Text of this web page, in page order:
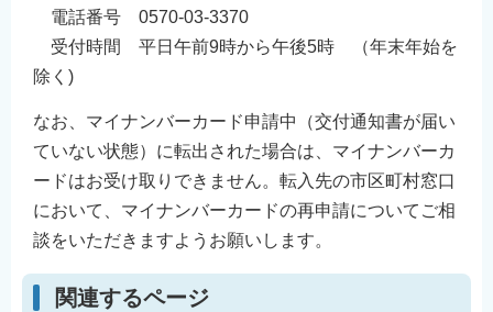
電話番号 0570-03-3370
受付時間 平日午前9時から午後5時 （年末年始を
除く)
なお、マイナンバーカード申請中（交付通知書が届い
ていない状態）に転出された場合は、マイナンバーカ
ードはお受け取りできません。転入先の市区町村窓口
において、マイナンバーカードの再申請についてご相
談をいただきますようお願いします。
関連するページ